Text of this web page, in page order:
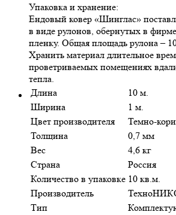
Упаковка и хранение:
Ендовый ковер «Шинглас»
в виде рулонов, обернутых в
пленку. Общая площадь рулона –
Хранить материал длительное
проветриваемых помещениях
тепла.
Длина
10 м.
Ширина
1 м.
Цвет производителя
Темно-
Толщина
0,7 мм
Вес
4,6 кг
Страна
Россия
Количество в упаковке 10 кв.м.
Производитель
Тип